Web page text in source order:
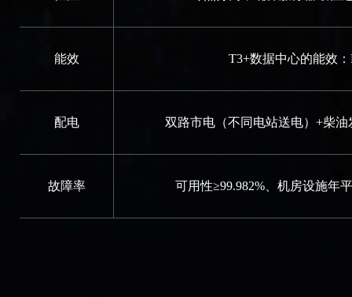
能效 T3+数据中心的能效：
配电 双路市电（不同电站送电）+柴油
故障率 可用性≥99.982%、机房设施年